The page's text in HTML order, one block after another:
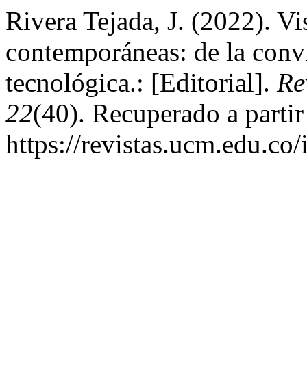
Rivera Tejada, J. (2022).
contemporáneas: de la
tecnológica.: [Editorial].
22(40). Recuperado a
https://